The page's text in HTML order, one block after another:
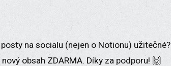
na socialu (nejen o Notionu) užitečné?
obsah ZDARMA. Díky za podporu! 🙌